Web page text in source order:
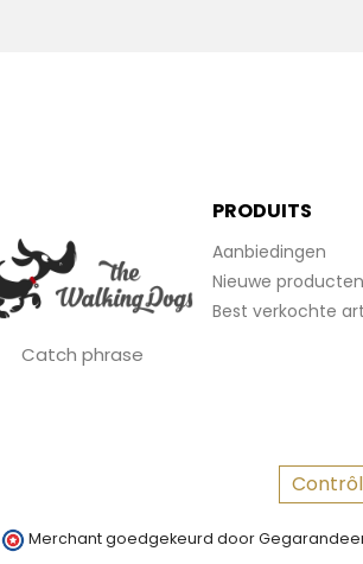
Catch phrase
PRODUITS
Aanbiedingen
Nieuwe producten
Best verkochte
Merchant goedgekeurd door